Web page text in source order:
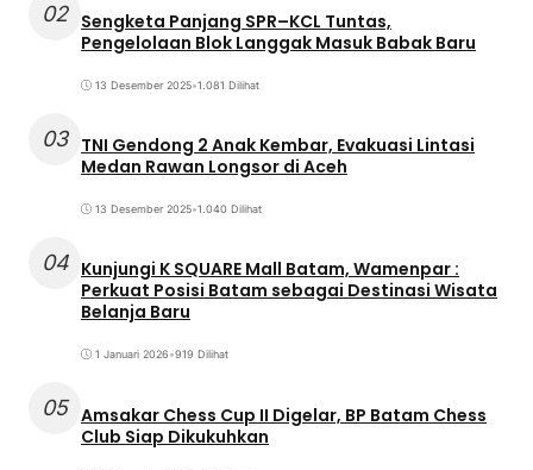
02 Sengketa Panjang SPR–KCL Tuntas,
Pengelolaan Blok Langgak Masuk Babak Baru
13 Desember 2025•1.081 Dilihat
03 TNI Gendong 2 Anak Kembar, Evakuasi Lintasi
Medan Rawan Longsor di Aceh
13 Desember 2025•1.040 Dilihat
04 Kunjungi K SQUARE Mall Batam, Wamenpar :
Perkuat Posisi Batam sebagai Destinasi Wisata
Belanja Baru
1 Januari 2026•919 Dilihat
05 Amsakar Chess Cup II Digelar, BP Batam Chess
Club Siap Dikukuhkan